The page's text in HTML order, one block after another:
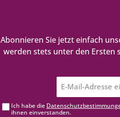
Abonnieren Sie jetzt einfach
werden stets unter den Ersten
Ich habe die
ihnen einverstanden.